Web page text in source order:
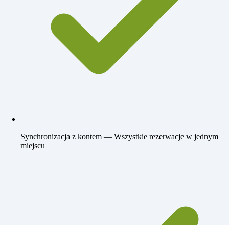
Synchronizacja z kontem — Wszystkie rezerwacje w jednym
miejscu